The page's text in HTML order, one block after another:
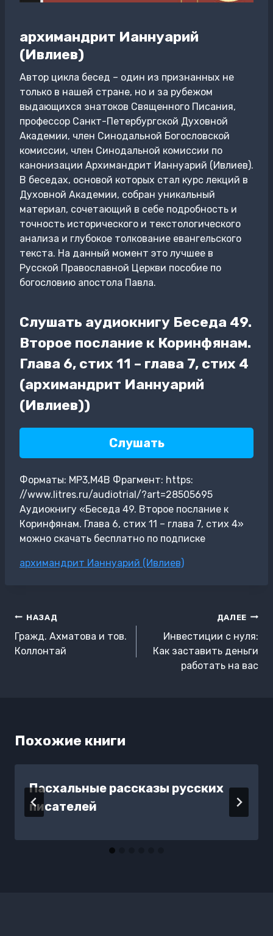
архимандрит Ианнуарий
(Ивлиев)
Автор цикла бесед – один из признанных не
только в нашей стране, но и за рубежом
выдающихся знатоков Священного Писания,
профессор Санкт-Петербургской Духовной
Академии, член Синодальной Богословской
комиссии, член Синодальной комиссии по
канонизации Архимандрит Ианнуарий (Ивлиев).
В беседах, основой которых стал курс лекций в
Духовной Академии, собран уникальный
материал, сочетающий в себе подробность и
точность исторического и текстологического
анализа и глубокое толкование евангельского
текста. На данный момент это лучшее в
Русской Православной Церкви пособие по
богословию апостола Павла.
Слушать аудиокнигу Беседа 49.
Второе послание к Коринфянам.
Глава 6, стих 11 – глава 7, стих 4
(архимандрит Ианнуарий
(Ивлиев))
Слушать
Форматы: MP3,M4B Фрагмент: https:
//www.litres.ru/audiotrial/?art=28505695
Аудиокнигу «Беседа 49. Второе послание к
Коринфянам. Глава 6, стих 11 – глава 7, стих 4»
можно скачать бесплатно по подписке
Метки
архимандрит Ианнуарий (Ивлиев)
Навигация
по
записям
НАЗАД
Гражд. Ахматова и тов.
Коллонтай
ДАЛЕЕ
Инвестиции с нуля:
Как заставить деньги
работать на вас
Похожие книги
Пасхальные рассказы русских
писателей